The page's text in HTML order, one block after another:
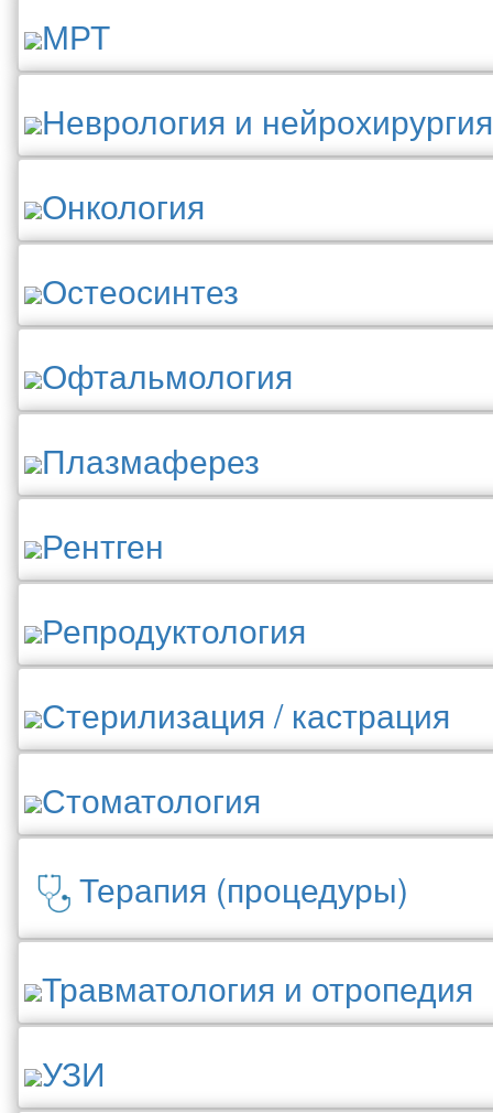
МРТ
Неврология и нейрохирургия
Онкология
Остеосинтез
Офтальмология
Плазмаферез
Рентген
Репродуктология
Стерилизация / кастрация
Стоматология
Терапия (процедуры)
Травматология и отропедия
УЗИ